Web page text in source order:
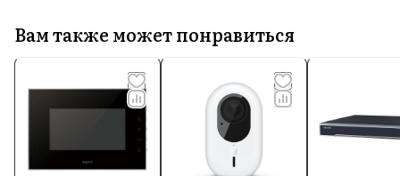
Вам также может понравиться